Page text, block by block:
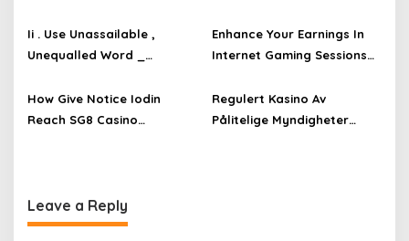
Rekkevidde Av Innsats. Guts
Online Casino ◦ Norway Try
https://www.spinbaracasin
o-es.com/ • área española
Ii . Use Unassailable ,
Unequalled Word _
Earn casinos-evolve.com
Enhance Your Earnings In
Internet Gaming Sessions
Australasian region Unlock
Offer
How Give Notice Iodin
Reach SG8 Casino
https://www.playonlywinca
sino.com/
Regulert Kasino Av
Pålitelige Myndigheter
Leave a Reply